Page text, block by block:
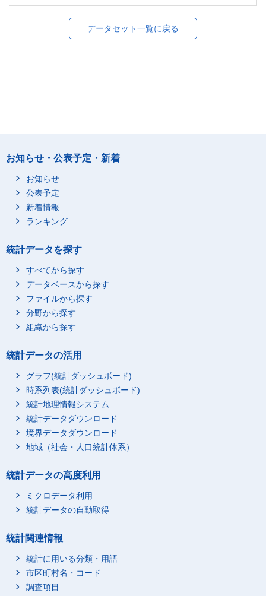
データセット一覧に戻る
お知らせ・公表予定・新着
お知らせ
公表予定
新着情報
ランキング
統計データを探す
すべてから探す
データベースから探す
ファイルから探す
分野から探す
組織から探す
統計データの活用
グラフ(統計ダッシュボード)
時系列表(統計ダッシュボード)
統計地理情報システム
統計データダウンロード
境界データダウンロード
地域（社会・人口統計体系）
統計データの高度利用
ミクロデータ利用
統計データの自動取得
統計関連情報
統計に用いる分類・用語
市区町村名・コード
調査項目